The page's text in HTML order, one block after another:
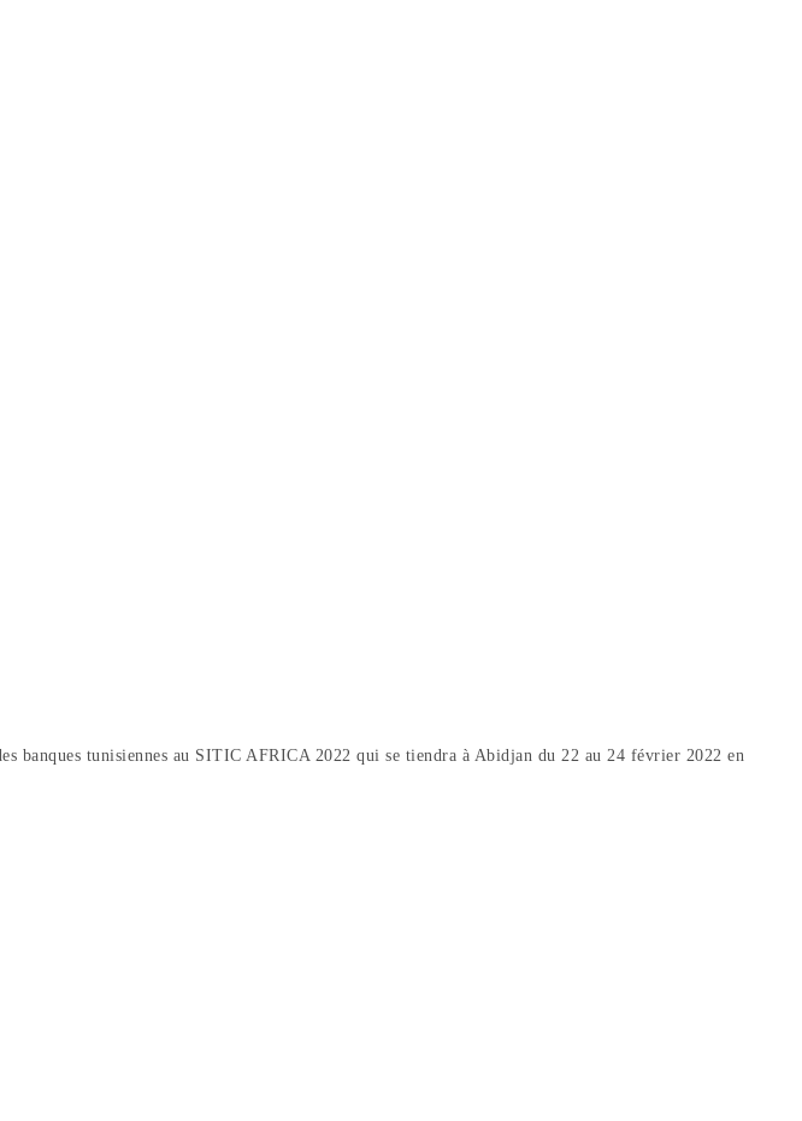
banques tunisiennes au SITIC AFRICA 2022 qui se tiendra à Abidjan du 22 au 24 février 2022 en